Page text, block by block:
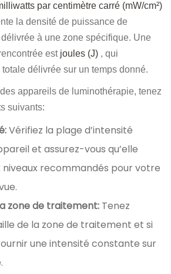
par centimètre carré (mW/cm²)
la densité de puissance de
délivrée à une zone spécifique. Une
est joules (J) , qui
totale délivrée sur un temps donné.
appareils de luminothérapie, tenez
suivants:
Vérifiez la plage d’intensité
et assurez-vous qu’elle
recommandés pour votre
zone de traitement: Tenez
de la zone de traitement et si
une intensité constante sur